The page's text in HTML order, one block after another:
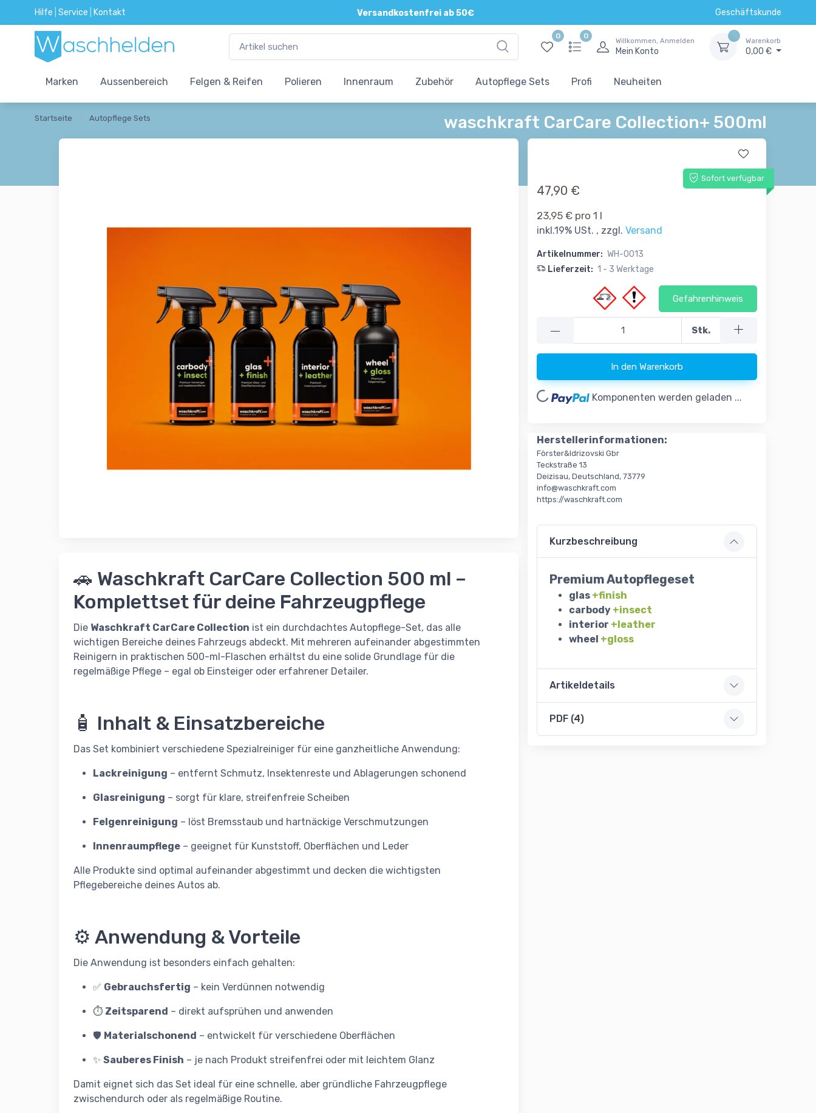
Hilfe Service Kontakt Versandkostenfrei ab 50€
Direkte und persönliche Beratung Geschäftskunde
0 0
Willkommen, Anmelden
Mein Konto
Warenkorb
0,00 €
Marken Aussenbereich Felgen & Reifen Polieren Innenraum Zubehör Autopflege Sets Profi Neuheiten
Startseite Autopflege Sets waschkraft CarCare Collection+ 500ml
🚗 Waschkraft CarCare Collection 500 ml –
Komplettset für deine Fahrzeugpflege
Die Waschkraft CarCare Collection ist ein durchdachtes Autopflege-Set, das alle
wichtigen Bereiche deines Fahrzeugs abdeckt. Mit mehreren aufeinander abgestimmten
Reinigern in praktischen 500-ml-Flaschen erhältst du eine solide Grundlage für die
regelmäßige Pflege – egal ob Einsteiger oder erfahrener Detailer.
🧴 Inhalt & Einsatzbereiche
Das Set kombiniert verschiedene Spezialreiniger für eine ganzheitliche Anwendung:
Lackreinigung – entfernt Schmutz, Insektenreste und Ablagerungen schonend
Glasreinigung – sorgt für klare, streifenfreie Scheiben
Felgenreinigung – löst Bremsstaub und hartnäckige Verschmutzungen
Innenraumpflege – geeignet für Kunststoff, Oberflächen und Leder
Alle Produkte sind optimal aufeinander abgestimmt und decken die wichtigsten
Pflegebereiche deines Autos ab.
⚙️ Anwendung & Vorteile
Die Anwendung ist besonders einfach gehalten:
✅ Gebrauchsfertig – kein Verdünnen notwendig
⏱️ Zeitsparend – direkt aufsprühen und anwenden
🛡️ Materialschonend – entwickelt für verschiedene Oberflächen
✨ Sauberes Finish – je nach Produkt streifenfrei oder mit leichtem Glanz
Damit eignet sich das Set ideal für eine schnelle, aber gründliche Fahrzeugpflege
zwischendurch oder als regelmäßige Routine.
Sofort verfügbar
47,90 €
23,95 € pro 1 l
inkl.19% USt. , zzgl. Versand
Artikelnummer: WH-0013
Lieferzeit: 1 - 3 Werktage
Gefahrenhinweis
— Stk.
In den Warenkorb
Loading... Komponenten werden geladen ...
Herstellerinformationen:
Förster&Idrizovski Gbr
Teckstraße 13
Deizisau, Deutschland, 73779
info@waschkraft.com
https://waschkraft.com
Kurzbeschreibung
Premium Autopflegeset
glas +finish
carbody +insect
interior +leather
wheel +gloss
Artikeldetails
PDF (4)